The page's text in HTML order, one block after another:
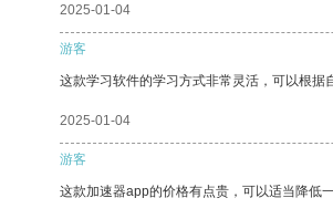
2025-01-04
游客
这款学习软件的学习方式非常灵活，可以根据
2025-01-04
游客
这款加速器app的价格有点贵，可以适当降低